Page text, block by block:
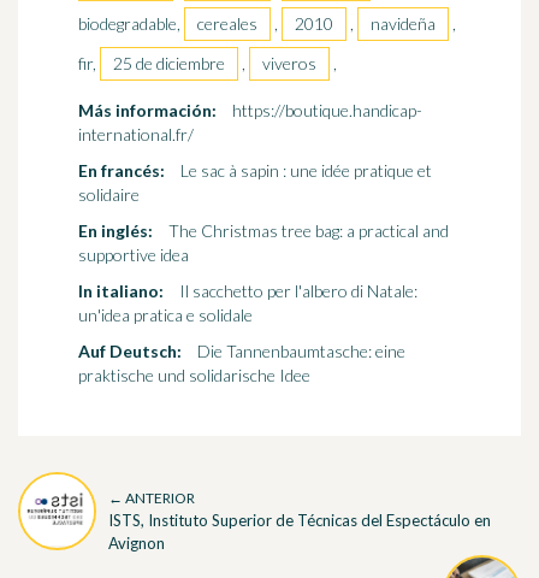
biodegradable,
cereales , 2010 , navideña
,
fir,
25 de diciembre , viveros ,
Más información:
https://boutique.handicap-
international.fr/
En francés:
Le sac à sapin : une idée pratique et
solidaire
En inglés:
The Christmas tree bag: a practical and
supportive idea
In italiano:
Il sacchetto per l'albero di Natale:
un'idea pratica e solidale
Auf Deutsch:
Die Tannenbaumtasche: eine
praktische und solidarische Idee
← ANTERIOR
ISTS, Instituto Superior de Técnicas del Espectáculo en
Avignon